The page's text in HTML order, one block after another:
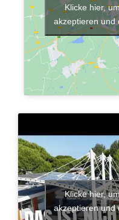
Klicke hier,
akzeptieren und
Klicke hier,
akzeptieren und